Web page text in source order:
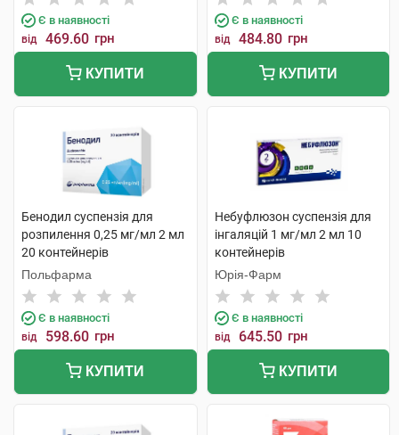
Є в наявності
від 469.60 грн
КУПИТИ
Є в наявності
від 484.80 грн
КУПИТИ
Бенодил суспензія для
розпилення 0,25 мг/мл 2 мл
20 контейнерів
Польфарма
Є в наявності
від 598.60 грн
КУПИТИ
Небуфлюзон суспензія для
інгаляцій 1 мг/мл 2 мл 10
контейнерів
Юрія-Фарм
Є в наявності
від 645.50 грн
КУПИТИ